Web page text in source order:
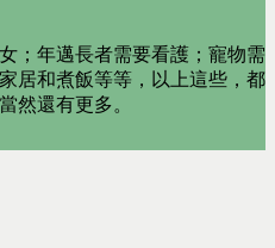
；年邁長者需要看護；寵物需
居和煮飯等等，以上這些，都
然還有更多。